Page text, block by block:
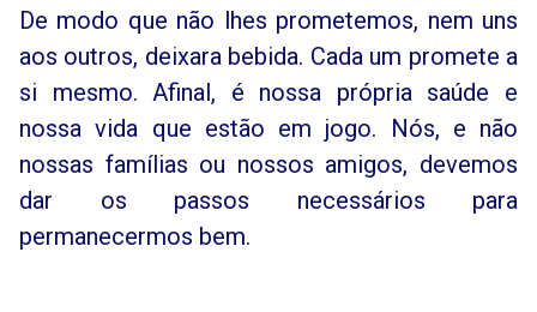
De modo que não lhes prometemos, nem uns
aos outros, deixara bebida. Cada um promete a
si mesmo. Afinal, é nossa própria saúde e
nossa vida que estão em jogo. Nós, e não
nossas famílias ou nossos amigos, devemos
dar os passos necessários para
permanecermos bem.